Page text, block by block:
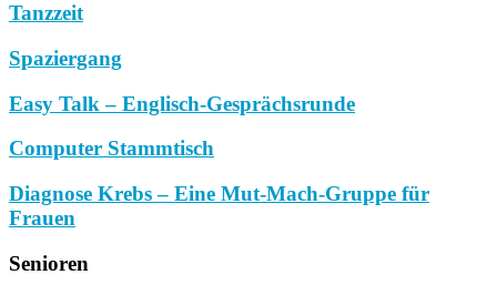
Tanzzeit
Spaziergang
Easy Talk – Englisch-Gesprächsrunde
Computer Stammtisch
Diagnose Krebs – Eine Mut-Mach-Gruppe für
Frauen
Senioren